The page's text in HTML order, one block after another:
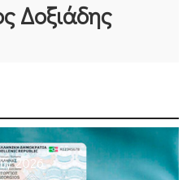
Δοξιάδης
2026